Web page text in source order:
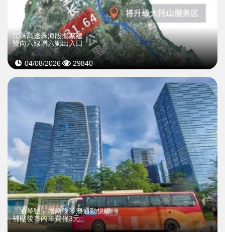
江珠高速珠海段擬擴建
雙向六線增六鄉出入口
04/08/2026 29840
「通琴號」增兩條琴澳通勤快線
補貼後市內車費僅3元